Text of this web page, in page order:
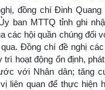
đồng chí Đinh
ban MTTQ tỉnh ghi
các hội quần chúng đối
Đồng chí đề nghị
trì hoạt động ổn định,
với Nhân dân; tăng
liên quan để thực hiện